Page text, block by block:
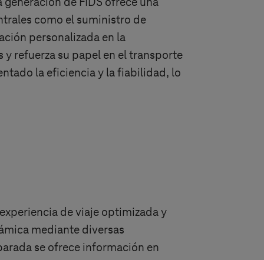
como el suministro de
personalizada en la
refuerza su papel en el transporte
la eficiencia y la fiabilidad, lo
de viaje optimizada y
mediante diversas
se ofrece información en